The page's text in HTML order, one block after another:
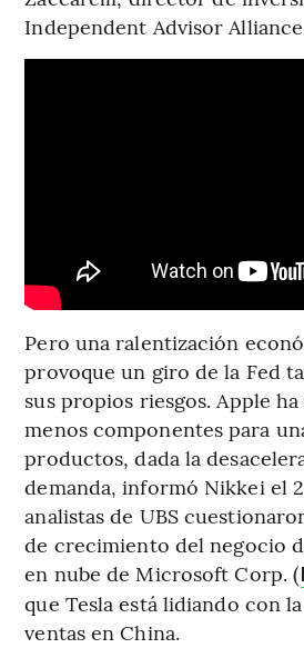
Independent Advisor
Pero una ralentización
provoque un giro de la Fed
sus propios riesgos. Apple
menos componentes para
productos, dada la
demanda, informó Nikkei el
analistas de UBS
de crecimiento del negocio
en nube de Microsoft Corp. (
que Tesla está lidiando con
ventas en China.